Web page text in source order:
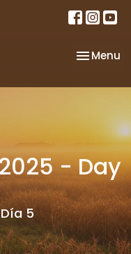
Toggle
Menu
- Day
5